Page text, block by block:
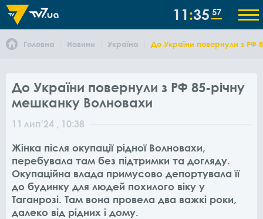
11 35 57
Головна Новини Україна До України повернули з РФ
До України повернули з РФ 85-річну
мешканку Волновахи
11 лип'24 , 10:38
Жінка після окупації рідної Волновахи,
перебувала там без підтримки та догляду.
Окупаційна влада примусово депортувала її
до будинку для людей похилого віку у
Таганрозі. Там вона провела два важкі роки,
далеко від рідних і дому.